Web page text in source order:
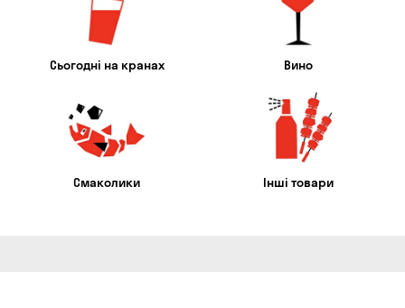
Сьогодні на кранах Вино
Смаколики Інші товари